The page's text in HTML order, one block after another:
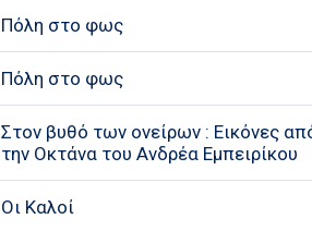
Πόλη στο φως
Πόλη στο φως
Στον βυθό των ονείρων : Εικόνες
την Οκτάνα του Ανδρέα Εμπειρίκου
Οι Καλοί